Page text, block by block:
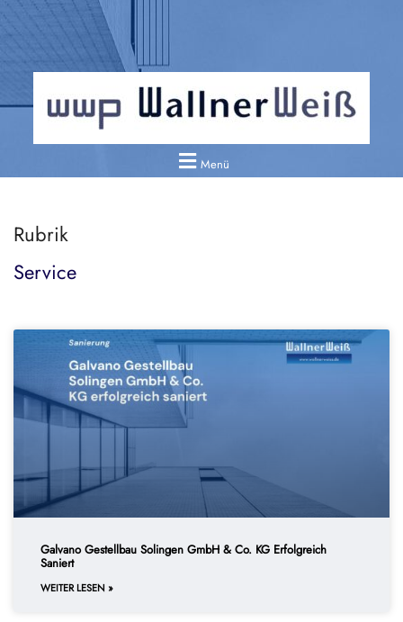
Menü
Rubrik
Service
Galvano Gestellbau Solingen GmbH & Co. KG Erfolgreich
Saniert
WEITER LESEN »